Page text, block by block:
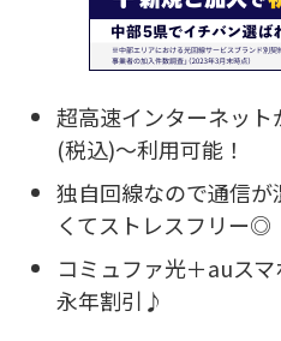
超高速インターネッ
(税込)～利用可能！
独自回線なので通信
くてストレスフリー◎
コミュファ光＋auス
永年割引♪